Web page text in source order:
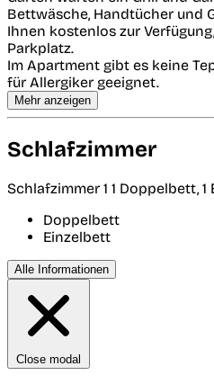
Bettwäsche, Handtücher und
Ihnen kostenlos zur
Parkplatz.
Im Apartment gibt es keine
für Allergiker geeignet.
Mehr anzeigen
Schlafzimmer
Schlafzimmer 1 1 Doppelbett,
Doppelbett
Einzelbett
Alle Informationen
Close modal